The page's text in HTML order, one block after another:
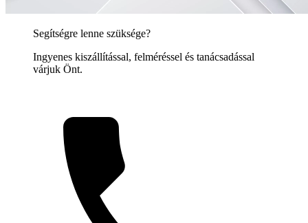
Segítségre lenne szüksége?
Ingyenes kiszállítással, felméréssel és tanácsadással
várjuk Önt.